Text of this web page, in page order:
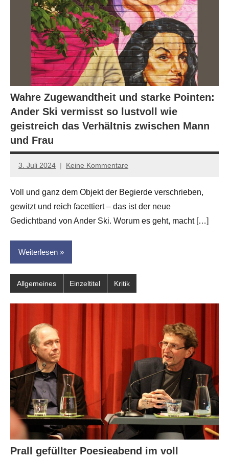
Wahre Zugewandtheit und starke Pointen:
Ander Ski vermisst so lustvoll wie
geistreich das Verhältnis zwischen Mann
und Frau
3. Juli 2024
Jan-
Hornauer
für
dasgedichtblog
Keine Kommentare
Voll und ganz dem Objekt der Begierde verschrieben,
gewitzt und reich facettiert – das ist der neue
Gedichtband von Ander Ski. Worum es geht, macht […]
Weiterlesen
Allgemeines Einzeltitel Kritik
Prall gefüllter Poesieabend im voll